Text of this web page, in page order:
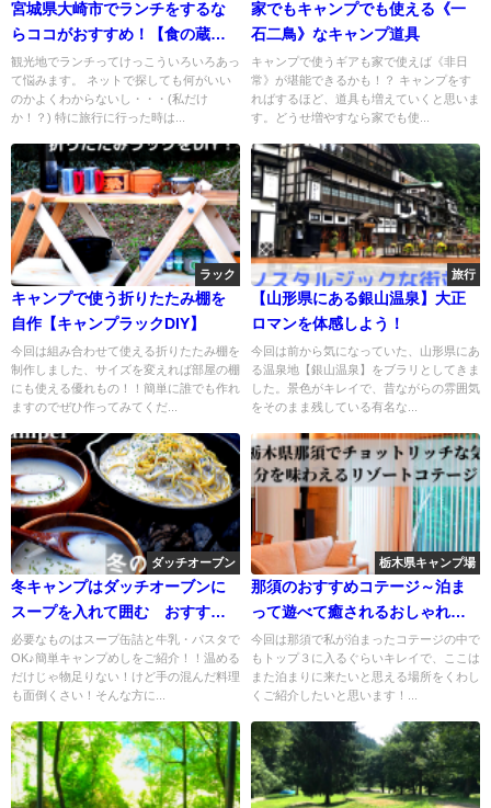
宮城県大崎市でランチをするな
らココがおすすめ！【食の蔵醸
室～かむろ】
観光地でランチってけっこういろいろあっ
て悩みます。 ネットで探しても何がいい
のかよくわからないし・・・(私だけ
か！？) 特に旅行に行った時は...
家でもキャンプでも使える《一
石二鳥》なキャンプ道具
キャンプで使うギアも家で使えば《非日
常》が堪能できるかも！？ キャンプをす
ればするほど、道具も増えていくと思いま
す。どうせ増やすなら家でも使...
ラック
キャンプで使う折りたたみ棚を
自作【キャンプラックDIY】
今回は組み合わせて使える折りたたみ棚を
制作しました、サイズを変えれば部屋の棚
にも使える優れもの！！簡単に誰でも作れ
ますのでぜひ作ってみてくだ...
旅行
【山形県にある銀山温泉】大正
ロマンを体感しよう！
今回は前から気になっていた、山形県にあ
る温泉地【銀山温泉】をブラリとしてきま
した。景色がキレイで、昔ながらの雰囲気
をそのまま残している有名な...
ダッチオーブン
冬キャンプはダッチオーブンに
スープを入れて囲む おすすめ
キャンプ飯
必要なものはスープ缶詰と牛乳・パスタで
OK♪簡単キャンプめしをご紹介！！温める
だけじゃ物足りない！けど手の混んだ料理
も面倒くさい！そんな方に...
栃木県キャンプ場
那須のおすすめコテージ～泊ま
って遊べて癒されるおしゃれな
コテージをご紹介！
今回は那須で私が泊まったコテージの中で
もトップ３に入るぐらいキレイで、ここは
また泊まりに来たいと思える場所をくわし
くご紹介したいと思います！...